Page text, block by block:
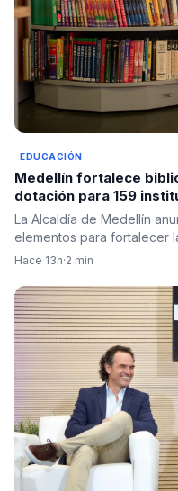
EDUCACIÓN
Medellín fortalece
dotación para 159
La Alcaldía de Medellín
elementos para fortalecer
Hace 13h·2 min